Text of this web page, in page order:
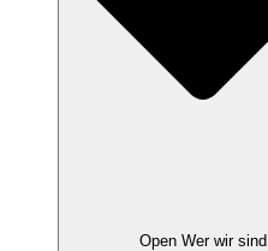
Open Wer wir sind